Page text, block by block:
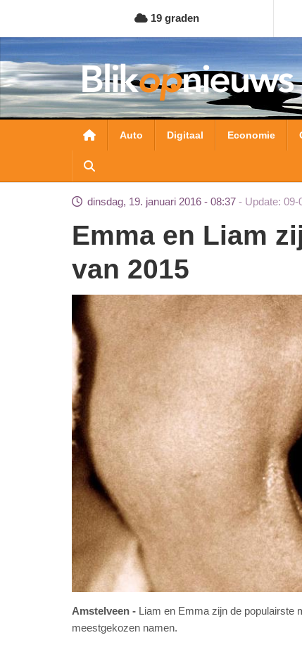
naar
de
inhoud
gaan
19 graden
Hoofdnavigatie
Auto Digitaal Economie
dinsdag, 19. januari 2016 - 08:37 Update: 09-
Emma en Liam zijn de populairste namen
van 2015
Amstelveen
Liam en Emma zijn de populairste
meestgekozen namen.